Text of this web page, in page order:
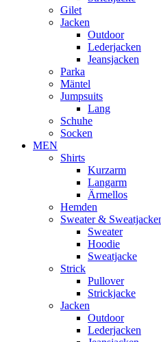
Gilet
Jacken
Outdoor
Lederjacken
Jeansjacken
Parka
Mäntel
Jumpsuits
Lang
Schuhe
Socken
MEN
Shirts
Kurzarm
Langarm
Ärmellos
Hemden
Sweater &
Sweater
Hoodie
Sweatjacke
Strick
Pullover
Strickjacke
Jacken
Outdoor
Lederjacken